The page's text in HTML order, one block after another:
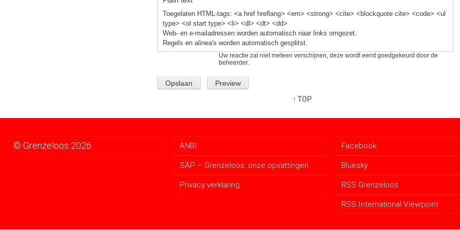
Toegelaten HTML-tags: <a href hreflang> <em> <strong> <cite> <blockquote cite> <code> <ul
type> <ol start type> <li> <dl> <dt> <dd>
Web- en e-mailadressen worden automatisch naar links omgezet.
Regels en alinea's worden automatisch gesplitst.
Uw reactie zal niet meteen verschijnen, deze wordt eerst goedgekeurd door de
beheerder.
↑ TOP
© Grenzeloos 2026 ANBI
SAP – Grenzeloos: onze opvattingen
Privacy verklaring
Facebook
Bluesky
RSS Grenzeloos
RSS International Viewpoint